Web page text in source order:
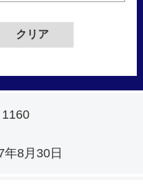
1160
年8月30日